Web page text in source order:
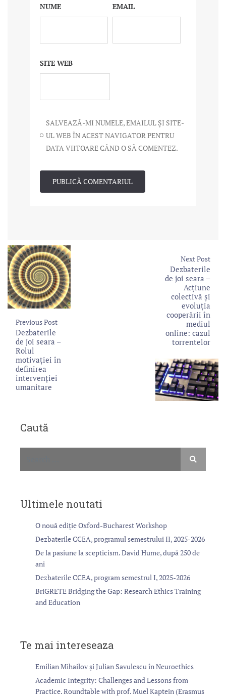
NUME EMAIL
SITE WEB
SALVEAZĂ-MI NUMELE, EMAILUL ȘI SITE-
UL WEB ÎN ACEST NAVIGATOR PENTRU
DATA VIITOARE CÂND O SĂ COMENTEZ.
Previous Post
Dezbaterile
de joi seara –
Rolul
motivaţiei în
definirea
intervenţiei
umanitare
Next Post
Dezbaterile
de joi seara –
Acțiune
colectivă și
evoluția
cooperării în
mediul
online: cazul
torrentelor
Caută
Ultimele noutati
O nouă ediție Oxford-Bucharest Workshop
Dezbaterile CCEA, programul semestrului II, 2025-2026
De la pasiune la scepticism. David Hume, după 250 de
ani
Dezbaterile CCEA, program semestrul I, 2025-2026
BriGRETE Bridging the Gap: Research Ethics Training
and Education
Te mai intereseaza
Emilian Mihailov și Julian Savulescu în Neuroethics
Academic Integrity: Challenges and Lessons from
Practice. Roundtable with prof. Muel Kaptein (Erasmus